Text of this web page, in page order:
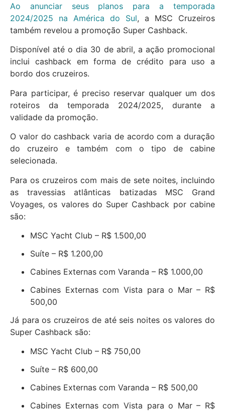
Ao anunciar seus planos para a temporada
2024/2025 na América do Sul, a MSC Cruzeiros
também revelou a promoção Super Cashback.
Disponível até o dia 30 de abril, a ação promocional
inclui cashback em forma de crédito para uso a
bordo dos cruzeiros.
Para participar, é preciso reservar qualquer um dos
roteiros da temporada 2024/2025, durante a
validade da promoção.
O valor do cashback varia de acordo com a duração
do cruzeiro e também com o tipo de cabine
selecionada.
Para os cruzeiros com mais de sete noites, incluindo
as travessias atlânticas batizadas MSC Grand
Voyages, os valores do Super Cashback por cabine
são:
MSC Yacht Club – R$ 1.500,00
Suíte – R$ 1.200,00
Cabines Externas com Varanda – R$ 1.000,00
Cabines Externas com Vista para o Mar – R$
500,00
Já para os cruzeiros de até seis noites os valores do
Super Cashback são:
MSC Yacht Club – R$ 750,00
Suíte – R$ 600,00
Cabines Externas com Varanda – R$ 500,00
Cabines Externas com Vista para o Mar – R$